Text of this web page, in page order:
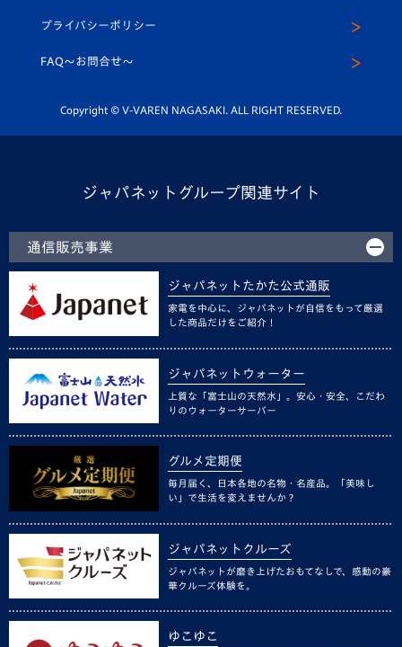
平和祈念活動
ホームタウン活動
スクール
公式LINE＠
プライバシーポリシー
FAQ〜お問合せ〜
Copyright © V-VAREN NAGASAKI. ALL RIGHT RESERVED.
ジャパネットグループ関連サイト
通信販売事業
ジャパネットたかた公式通販
家電を中心に、ジャパネットが自信をもって厳選
した商品だけをご紹介！
ジャパネットウォーター
上質な「富士山の天然水」。安心・安全、こだわ
りのウォーターサーバー
グルメ定期便
毎月届く、日本各地の名物・名産品。「美味し
い」で生活を変えませんか？
ジャパネットクルーズ
ジャパネットが磨き上げたおもてなしで、感動の豪
華クルーズ体験を。
ゆこゆこ